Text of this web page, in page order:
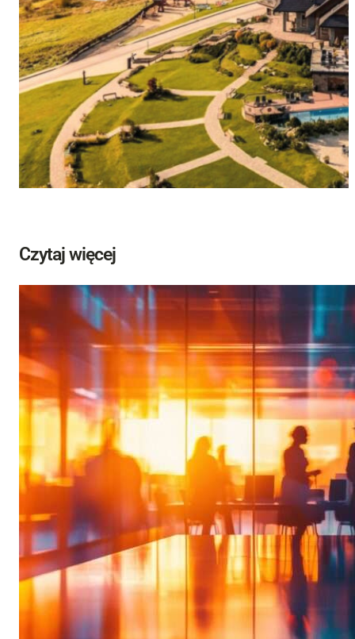
Czytaj więcej